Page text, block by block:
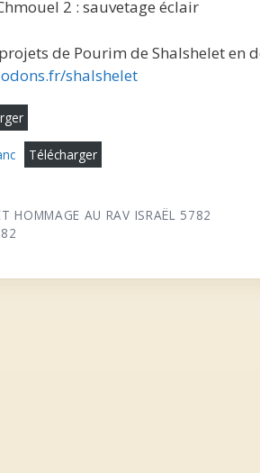
2 : sauvetage éclair
de Pourim de Shalshelet en
shalshelet
Télécharger
HOMMAGE AU RAV ISRAËL 5782